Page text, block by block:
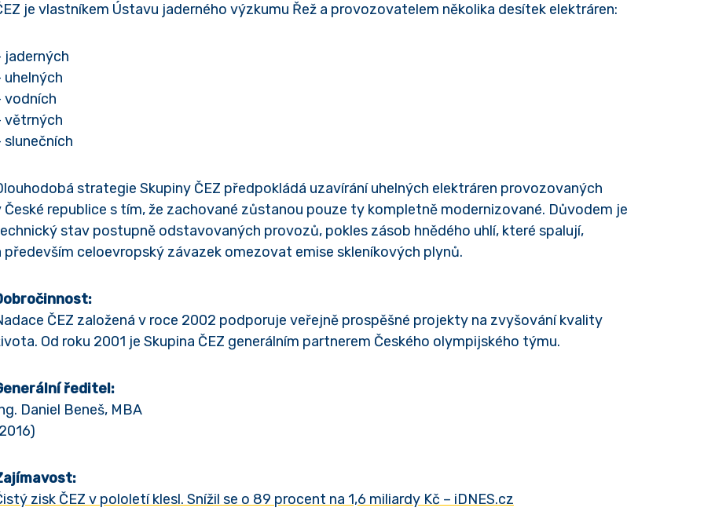
je vlastníkem Ústavu jaderného výzkumu Řež a provozovatelem několika desítek elektráren:
jaderných
uhelných
vodních
větrných
slunečních
strategie Skupiny ČEZ předpokládá uzavírání uhelných elektráren provozovaných
České republice s tím, že zachované zůstanou pouze ty kompletně modernizované. Důvodem je
stav postupně odstavovaných provozů, pokles zásob hnědého uhlí, které spalují,
především celoevropský závazek omezovat emise skleníkových plynů.
ČEZ založená v roce 2002 podporuje veřejně prospěšné projekty na zvyšování kvality
Od roku 2001 je Skupina ČEZ generálním partnerem Českého olympijského týmu.
ředitel:
Daniel Beneš, MBA
zisk ČEZ v pololetí klesl. Snížil se o 89 procent na 1,6 miliardy Kč – iDNES.cz